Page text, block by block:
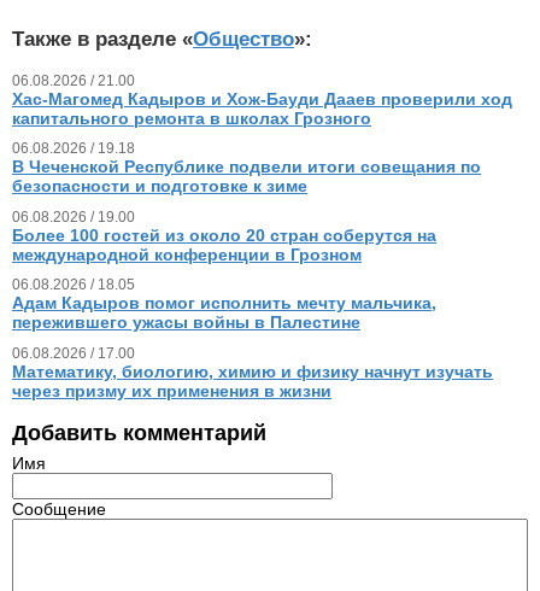
Также в разделе «Общество»:
06.08.2026 / 21.00
Хас-Магомед Кадыров и Хож-Бауди Дааев проверили ход
капитального ремонта в школах Грозного
06.08.2026 / 19.18
В Чеченской Республике подвели итоги совещания по
безопасности и подготовке к зиме
06.08.2026 / 19.00
Более 100 гостей из около 20 стран соберутся на
международной конференции в Грозном
06.08.2026 / 18.05
Адам Кадыров помог исполнить мечту мальчика,
пережившего ужасы войны в Палестине
06.08.2026 / 17.00
Математику, биологию, химию и физику начнут изучать
через призму их применения в жизни
Добавить комментарий
Имя
Сообщение